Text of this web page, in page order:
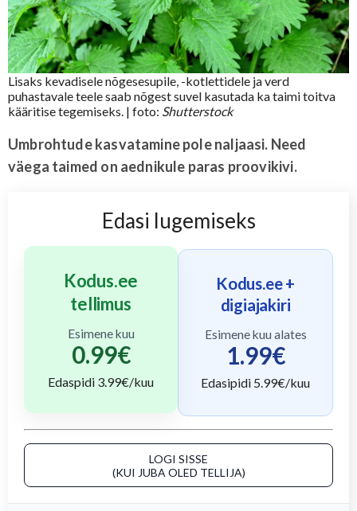
Lisaks kevadisele nõgesesupile, -kotlettidele ja verd
puhastavale teele saab nõgest suvel kasutada ka taimi toitva
kääritise tegemiseks. | foto: Shutterstock
Umbrohtude kasvatamine pole naljaasi. Need
väega taimed on aednikule paras proovikivi.
Edasi lugemiseks
Kodus.ee
tellimus
Esimene kuu
0.99€
Edaspidi 3.99€/kuu
Kodus.ee +
digiajakiri
Esimene kuu alates
1.99€
Edasipidi 5.99€/kuu
LOGI SISSE
(KUI JUBA OLED TELLIJA)